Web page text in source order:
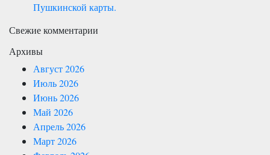
Пушкинской карты.
Свежие комментарии
Архивы
Август 2026
Июль 2026
Июнь 2026
Май 2026
Апрель 2026
Март 2026